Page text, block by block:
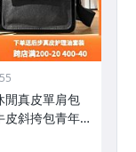
閒真皮單肩包
皮斜挎包青年
揹包